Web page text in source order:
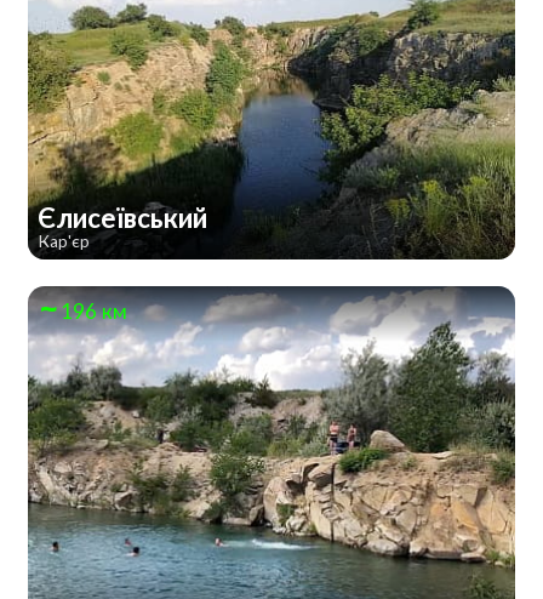
Єлисеївський
Кар'єр
196 км